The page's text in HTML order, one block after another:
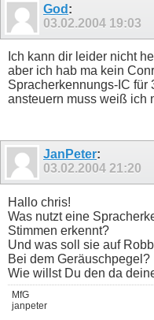
gosub schreiben
next j
sagen=off
wert=check : gosub
print
#antwort
print "Antwort"
gosub lesen : gosub
gosub lesen
next j
print
goto main
#lesen
wert=0
deact data
for i = 7 to 0 step -1
wait not shs
if data then wert =
mhs = off : wait shs :
next i
print wert;" ";
return
#schreiben
God :
03.02.2004 19:03
Ich kann dir leider nicht
aber ich hab ma kein
Spracherkennungs-IC für
ansteuern muss weiß ich
JanPeter:
03.02.2004 21:20
Hallo chris!
Was nutzt eine
Stimmen erkennt?
Und was soll sie auf
Bei dem Geräuschpegel?
Wie willst Du den da
MfG
janpeter